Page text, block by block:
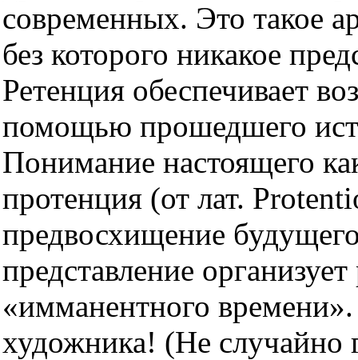
современных. Это такое
без которого никакое
Ретенция обеспечивает
помощью прошедшего
Понимание настоящего
протенция (от лат.
предвосхищение
представление
«имманентного
художника! (Не случайно